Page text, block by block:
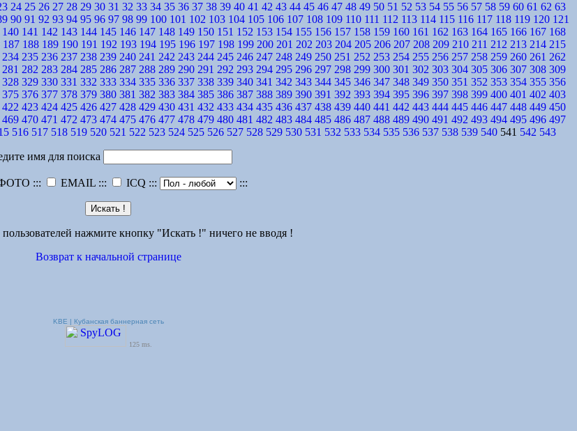
24 25 26 27 28 29 30 31 32 33 34 35 36 37 38 39 40 41 42 43 44 45 46 47 48 49 50 51 52 53 54 55 56 57 58 59 60 61 62 63
90 91 92 93 94 95 96 97 98 99 100 101 102 103 104 105 106 107 108 109 110 111 112 113 114 115 116 117 118 119 120 121
140 141 142 143 144 145 146 147 148 149 150 151 152 153 154 155 156 157 158 159 160 161 162 163 164 165 166 167 168
187 188 189 190 191 192 193 194 195 196 197 198 199 200 201 202 203 204 205 206 207 208 209 210 211 212 213 214 215
234 235 236 237 238 239 240 241 242 243 244 245 246 247 248 249 250 251 252 253 254 255 256 257 258 259 260 261 262
281 282 283 284 285 286 287 288 289 290 291 292 293 294 295 296 297 298 299 300 301 302 303 304 305 306 307 308 309
328 329 330 331 332 333 334 335 336 337 338 339 340 341 342 343 344 345 346 347 348 349 350 351 352 353 354 355 356
375 376 377 378 379 380 381 382 383 384 385 386 387 388 389 390 391 392 393 394 395 396 397 398 399 400 401 402 403
422 423 424 425 426 427 428 429 430 431 432 433 434 435 436 437 438 439 440 441 442 443 444 445 446 447 448 449 450
469 470 471 472 473 474 475 476 477 478 479 480 481 482 483 484 485 486 487 488 489 490 491 492 493 494 495 496 497
516 517 518 519 520 521 522 523 524 525 526 527 528 529 530 531 532 533 534 535 536 537 538 539 540541 542 543
имя для поиска
::: EMAIL ::: ICQ ::: :::
пользователей нажмите кнопку "Искать !" ничего не вводя !
Возврат к начальной странице
KBE | Кубанская баннерная сеть
125 ms.